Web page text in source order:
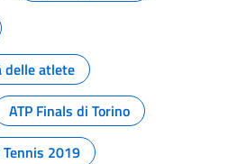
delle atlete
ATP Finals di Torino
2019